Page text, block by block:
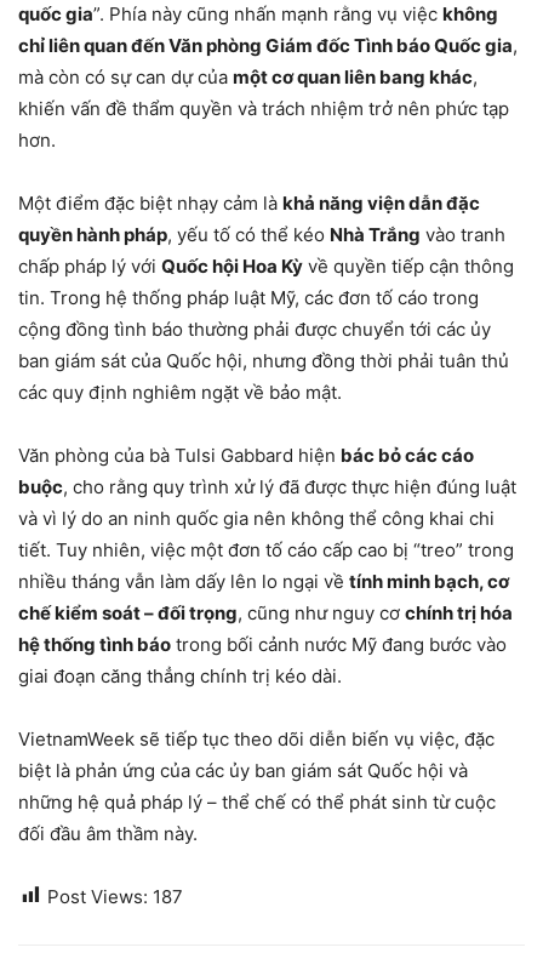
quốc gia”. Phía này cũng nhấn mạnh rằng vụ việc không
chỉ liên quan đến Văn phòng Giám đốc Tình báo Quốc gia,
mà còn có sự can dự của một cơ quan liên bang khác,
khiến vấn đề thẩm quyền và trách nhiệm trở nên phức tạp
hơn.
Một điểm đặc biệt nhạy cảm là khả năng viện dẫn đặc
quyền hành pháp, yếu tố có thể kéo Nhà Trắng vào tranh
chấp pháp lý với Quốc hội Hoa Kỳ về quyền tiếp cận thông
tin. Trong hệ thống pháp luật Mỹ, các đơn tố cáo trong
cộng đồng tình báo thường phải được chuyển tới các ủy
ban giám sát của Quốc hội, nhưng đồng thời phải tuân thủ
các quy định nghiêm ngặt về bảo mật.
Văn phòng của bà Tulsi Gabbard hiện bác bỏ các cáo
buộc, cho rằng quy trình xử lý đã được thực hiện đúng luật
và vì lý do an ninh quốc gia nên không thể công khai chi
tiết. Tuy nhiên, việc một đơn tố cáo cấp cao bị “treo” trong
nhiều tháng vẫn làm dấy lên lo ngại về tính minh bạch, cơ
chế kiểm soát – đối trọng, cũng như nguy cơ chính trị hóa
hệ thống tình báo trong bối cảnh nước Mỹ đang bước vào
giai đoạn căng thẳng chính trị kéo dài.
VietnamWeek sẽ tiếp tục theo dõi diễn biến vụ việc, đặc
biệt là phản ứng của các ủy ban giám sát Quốc hội và
những hệ quả pháp lý – thể chế có thể phát sinh từ cuộc
đối đầu âm thầm này.
Post Views: 187